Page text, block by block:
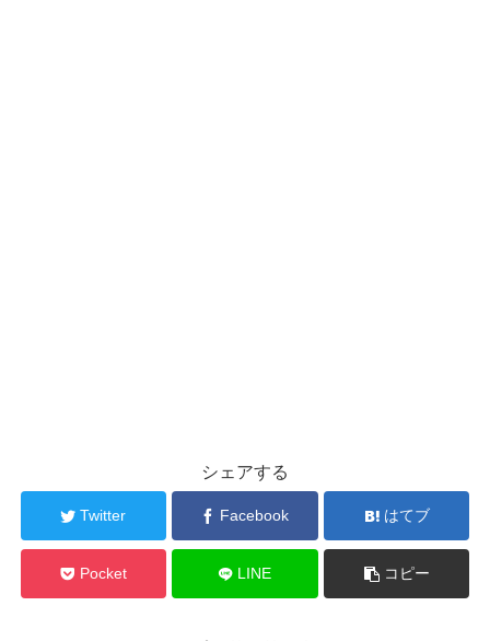
シェアする
Twitter Facebook はてブ
Pocket LINE コピー